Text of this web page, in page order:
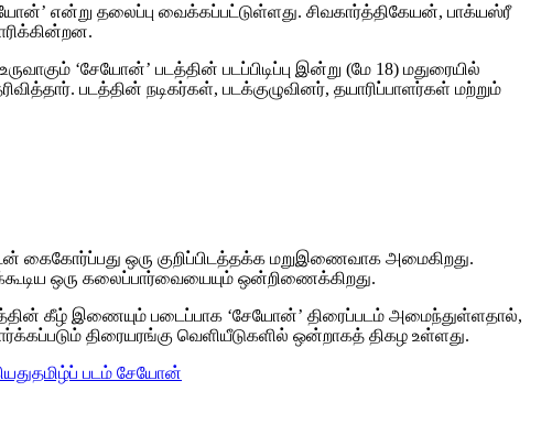
என்று தலைப்பு வைக்கப்பட்டுள்ளது. சிவகார்த்திகேயன், பாக்யஸ்ரீ
‘சேயோன்’ படத்தின் படப்பிடிப்பு இன்று (மே 18) மதுரையில்
படத்தின் நடிகர்கள், படக்குழுவினர், தயாரிப்பாளர்கள் மற்றும்
கைகோர்ப்பது ஒரு குறிப்பிடத்தக்க மறுஇணைவாக அமைகிறது.
ஒரு கலைப்பார்வையையும் ஒன்றிணைக்கிறது.
கீழ் இணையும் படைப்பாக ‘சேயோன்’ திரைப்படம் அமைந்துள்ளதால்,
திரையரங்கு வெளியீடுகளில் ஒன்றாகத் திகழ உள்ளது.
தமிழ்ப் படம் சேயோன்